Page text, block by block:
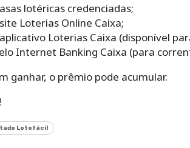
lotéricas credenciadas;
Loterias Online Caixa;
Loterias Caixa (disponível
Internet Banking Caixa (para
ganhar, o prêmio pode acumular.
Lotofácil